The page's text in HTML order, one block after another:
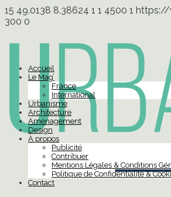
15 49.0138 8.38624 1 1 4500 1 https://
300 0
Accueil
Le Mag’
France
International
Urbanisme
Architecture
Aménagement
Design
À propos
Publicité
Contribuer
Mentions Légales & Conditions
Politique de Confidentialité &
Contact